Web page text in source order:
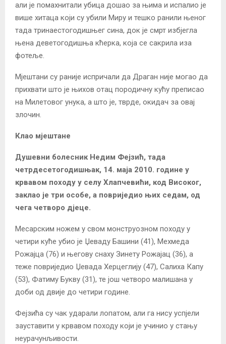
али је помахнитали убица дошао за њима и испалио је
више хитаца који су убили Миру и тешко ранили њеног
тада тринаестогодишњег сина, док је смрт избјегла
њена деветогодишња кћерка, која се сакрила иза
фотеље.
Мјештани су раније испричали да Драган није могао да
прихвати што је њихов отац породичну кућу преписао
на Милетовог унука, а што је, тврде, окидач за овај
злочин.
Клао мјештане
Душевни болесник Недим Фејзић, тада
четрдесетогодишњак, 14. маја 2010. године у
крвавом походу у селу Хлапчевићи, код Високог,
заклао је три особе, а повриједио њих седам, од
чега четворо дјеце.
Месарским ножем у свом монструозном походу у
четири куће убио је Џеваду Башини (41), Мехмеда
Рожајца (76) и његову снаху Зинету Рожајац (36), а
теже повриједио Џевада Херцеглију (47), Салиха Капу
(53), Фатиму Букву (31), те још четворо малишана у
доби од двије до четири године.
Фејзића су чак ударали лопатом, али га нису успјели
зауставити у крвавом походу који је учинио у стању
неурачунљивости.